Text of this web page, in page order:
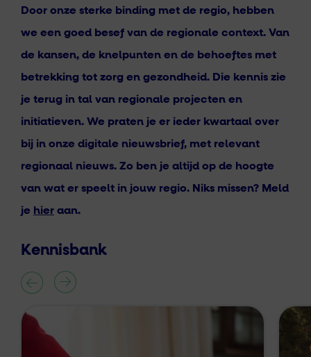
Door onze sterke binding met de regio, hebben
we een goed besef van de regionale context. Van
de kansen, de knelpunten en de behoeftes met
betrekking tot zorg en gezondheid. Die kennis zie
je terug in tal van regionale projecten en
initiatieven. We praten je er ieder kwartaal over
bij in onze digitale nieuwsbrief, met relevant
regionaal nieuws. Zo ben je altijd op de hoogte
van wat er speelt in jouw regio. Niks missen? Meld
je hier aan.
Kennisbank